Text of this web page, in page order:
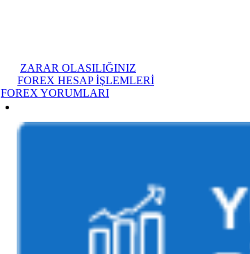
ZARAR OLASILIĞINIZ
FOREX HESAP İŞLEMLERİ
FOREX YORUMLARI